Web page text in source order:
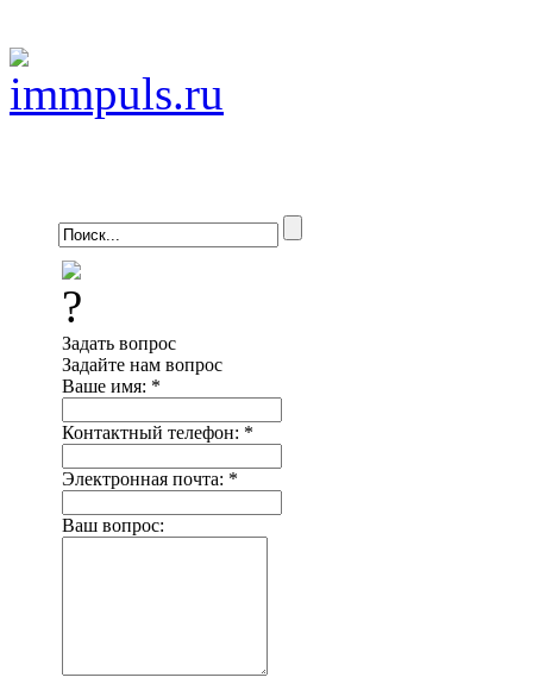
Задать вопрос
Задайте нам вопрос
Ваше имя: *
Контактный телефон: *
Электронная почта: *
Ваш вопрос: